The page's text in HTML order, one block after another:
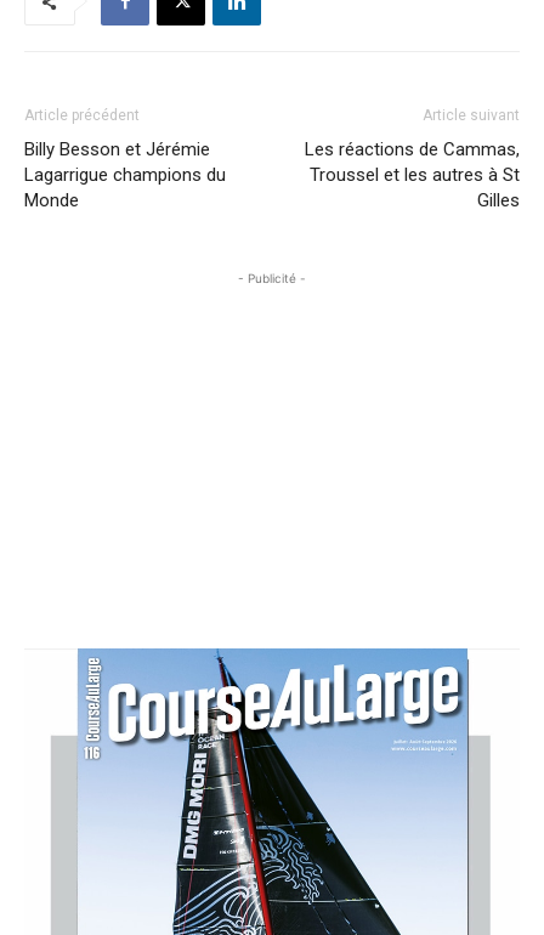
Article précédent
Billy Besson et Jérémie
Lagarrigue champions du
Monde
Article suivant
Les réactions de Cammas,
Troussel et les autres à St
Gilles
- Publicité -